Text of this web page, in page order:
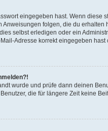
eingegeben hast. Wenn diese
folgen, die du
selbst erledigen oder ein
Adresse korrekt eingegeben
wurde und prüfe dann deinen
die für längere Zeit keine